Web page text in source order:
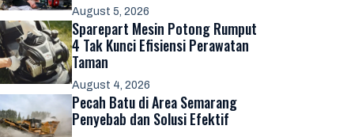
August 5, 2026
Sparepart Mesin Potong Rumput
4 Tak Kunci Efisiensi Perawatan
Taman
August 4, 2026
Pecah Batu di Area Semarang
Penyebab dan Solusi Efektif